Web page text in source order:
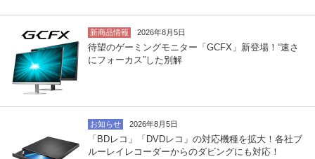
新商品情報 2026年8月5日
待望のゲーミングモニター「GCFX」新登場！“速さ
にフォーカス”した別解
お知らせ 2026年8月5日
「BDレコ」「DVDレコ」の対応機種を拡大！各社ブ
ルーレイレコーダーからのダビングにも対応！